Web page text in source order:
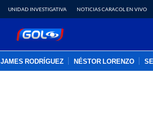
UNIDAD INVESTIGATIVA NOTICIAS CARACOL EN VIVO
JAMES RODRÍGUEZ NÉSTOR LORENZO